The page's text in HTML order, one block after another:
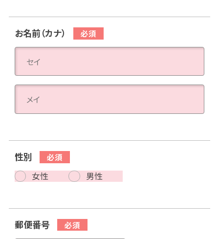
お名前（カナ）
性別
女性 男性
郵便番号